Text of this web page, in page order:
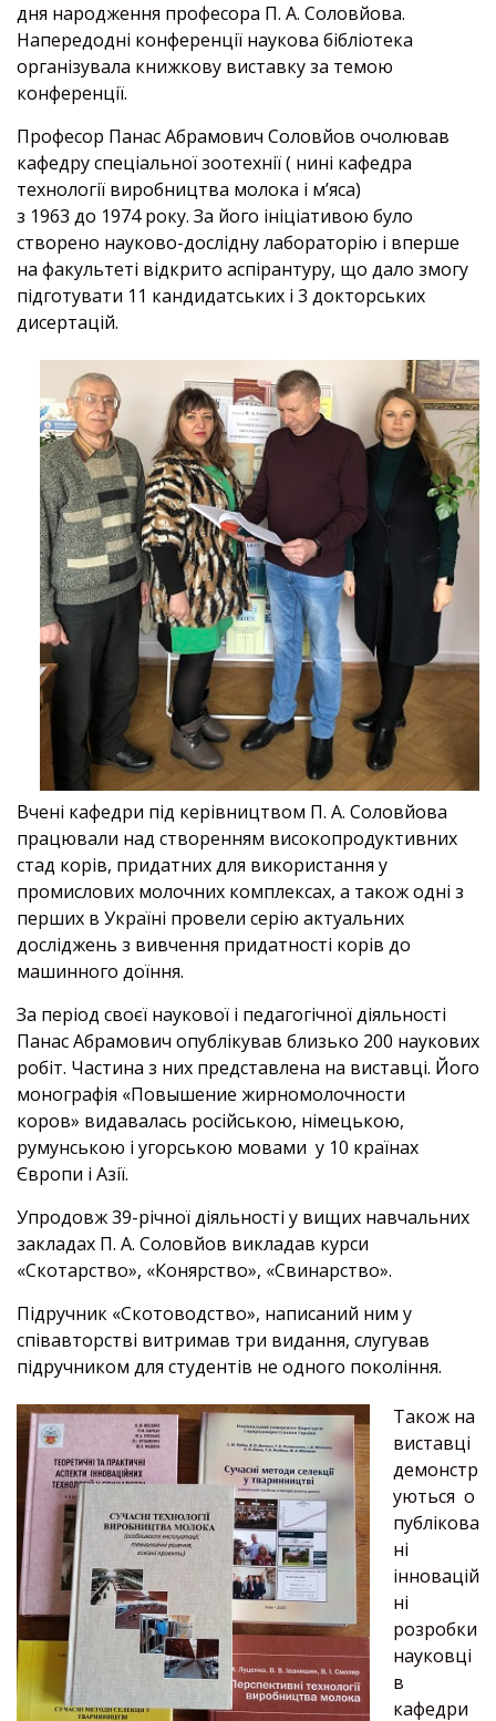
дня народження професора П. А. Соловйова.
Напередодні конференції наукова бібліотека
організувала книжкову виставку за темою
конференції.
Професор Панас Абрамович Соловйов очолював
кафедру спеціальної зоотехнії ( нині кафедра
технології виробництва молока і м’яса)
з 1963 до 1974 року. За його ініціативою було
створено науково-дослідну лабораторію і вперше
на факультеті відкрито аспірантуру, що дало змогу
підготувати 11 кандидатських і 3 докторських
дисертацій.
Вчені кафедри під керівництвом П. А. Соловйова
працювали над створенням високопродуктивних
стад корів, придатних для використання у
промислових молочних комплексах, а також одні з
перших в Україні провели серію актуальних
досліджень з вивчення придатності корів до
машинного доїння.
За період своєї наукової і педагогічної діяльності
Панас Абрамович опублікував близько 200 наукових
робіт. Частина з них представлена на виставці. Його
монографія «Повышение жирномолочности
коров» видавалась російською, німецькою,
румунською і угорською мовами у 10 країнах
Європи і Азії.
Упродовж 39-річної діяльності у вищих навчальних
закладах П. А. Соловйов викладав курси
«Скотарство», «Конярство», «Свинарство».
Підручник «Скотоводство», написаний ним у
співавторстві витримав три видання, слугував
підручником для студентів не одного покоління.
Також на
виставці
демонстр
уються о
публікова
ні
інновацій
ні
розробки
науковці
в
кафедри